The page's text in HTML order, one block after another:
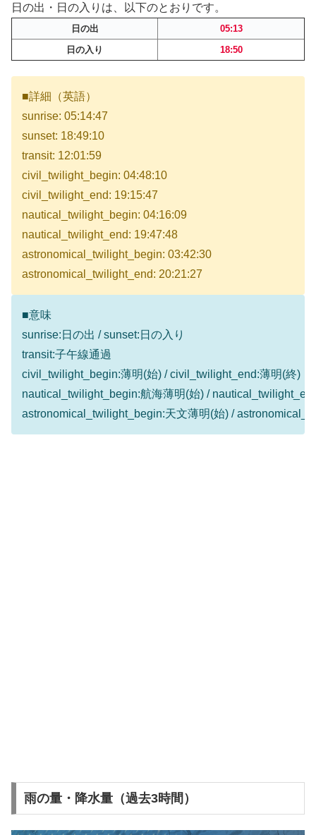
日の出・日の入りは、以下のとおりです。
日の出
05:13
日の入り
18:50
■詳細（英語）
sunrise: 05:14:47
sunset: 18:49:10
transit: 12:01:59
civil_twilight_begin: 04:48:10
civil_twilight_end: 19:15:47
nautical_twilight_begin: 04:16:09
nautical_twilight_end: 19:47:48
astronomical_twilight_begin: 03:42:30
astronomical_twilight_end: 20:21:27
■意味
sunrise:日の出 / sunset:日の入り
transit:子午線通過
civil_twilight_begin:薄明(始) / civil_twilight_end:薄明(終)
nautical_twilight_begin:航海薄明(始) /
astronomical_twilight_begin:天文薄明(始) /
雨の量・降水量（過去3時間）